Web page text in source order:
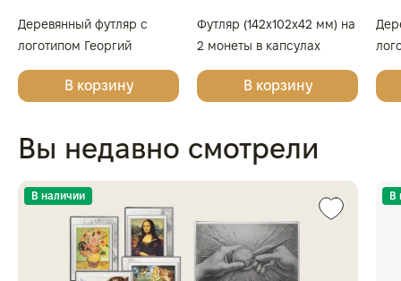
Деревянный футляр с
логотипом Георгий
Победоносец для 4 монет
в капсулахВ корзину
Футляр (142x102x42 мм) на
2 монеты в капсулах
(диаметр 46 мм), светло-
бордовыйВ корзину
Вы недавно смотрели
В наличии В